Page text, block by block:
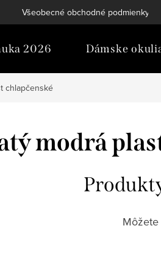
Všeobecné obchodné podmienky
2026 Dámske
chlapčenské
modrá